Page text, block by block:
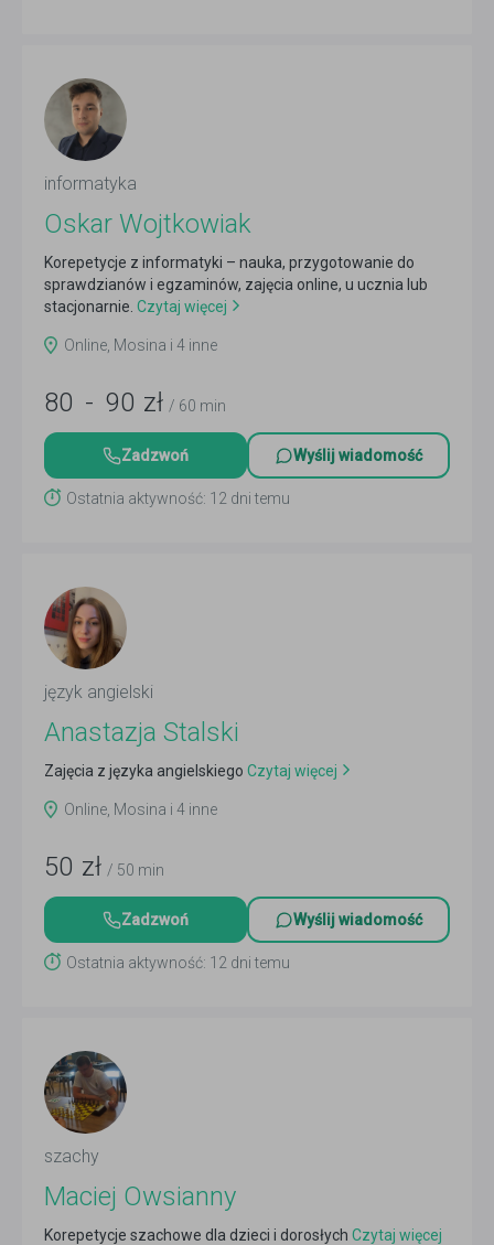
informatyka
Oskar Wojtkowiak
Korepetycje z informatyki – nauka, przygotowanie do
sprawdzianów i egzaminów, zajęcia online, u ucznia lub
stacjonarnie. Czytaj więcej
Online, Mosina i 4 inne
80 - 90 zł / 60 min
Zadzwoń Wyślij wiadomość
Ostatnia aktywność: 12 dni temu
język angielski
Anastazja Stalski
Zajęcia z języka angielskiego Czytaj więcej
Online, Mosina i 4 inne
50 zł / 50 min
Zadzwoń Wyślij wiadomość
Ostatnia aktywność: 12 dni temu
szachy
Maciej Owsianny
Korepetycje szachowe dla dzieci i dorosłych Czytaj więcej